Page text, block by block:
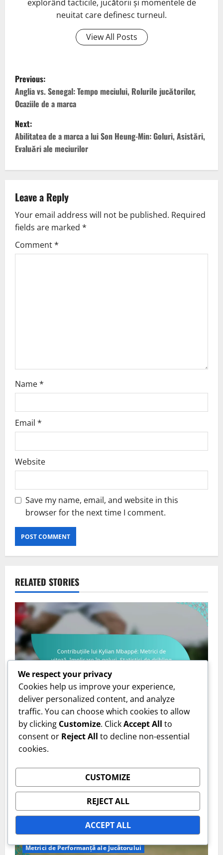
explorând tacticile, jucătorii și momentele de
neuitat care definesc turneul.
View All Posts
P
o
s
t
n
v
i
g
Previous:
Anglia vs. Senegal: Tempo meciului, Rolurile jucătorilor,
Ocaziile de a marca
Next:
Abilitatea de a marca a lui Son Heung-Min: Goluri, Asistări,
Evaluări ale meciurilor
Leave a Reply
Your email address will not be published. Required
fields are marked *
Comment*
Name*
Email *
Website
Save my name, email, and website in this
browser for the next time I comment.
RELATED STORIES
Metrici de Performanță ale Jucătorului
Contribuțiile lui Kylian Mbappé: Metrici de viteză,
Implicare în goluri, Statistici de dribling
Isabella Grant
Metrici de Performanță ale Jucătorului
We respect your privacy
Cookies help us improve your experience,
deliver personalized content, and analyze
traffic. You can choose which cookies to allow
by clicking Customize. ClickAccept All to
consent or Reject All to decline non-essential
cookies.
CUSTOMIZE
REJECT ALL
ACCEPT ALL